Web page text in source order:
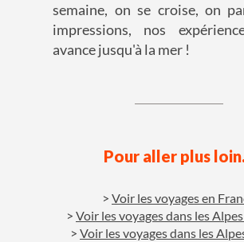
semaine, on se croise, on
impressions, nos
avance jusqu'à la mer !
Pour aller plus
Voir les voyages en
Voir les voyages dans les
Voir les voyages dans les